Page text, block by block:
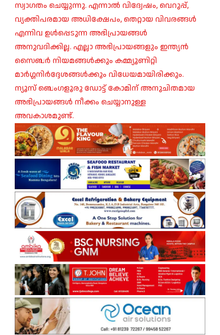
സ്വാഗതം ചെയ്യുന്നു. എന്നാൽ വിദ്വേഷം, വെറുപ്പ്,
വ്യക്തിപരമായ അധിക്ഷേപം, തെറ്റായ വിവരങ്ങൾ
എന്നിവ ഉൾപ്പെടുന്ന അഭിപ്രായങ്ങൾ
അനുവദിക്കില്ല. എല്ലാ അഭിപ്രായങ്ങളും ഇന്ത്യൻ
സൈബർ നിയമങ്ങൾക്കും കമ്മ്യൂണിറ്റി
മാർഗ്ഗനിർദ്ദേശങ്ങൾക്കും വിധേയമായിരിക്കും.
ന്യൂസ് ബെംഗളൂരു ഡോട്ട് കോമിന് അനുചിതമായ
അഭിപ്രായങ്ങൾ നീക്കം ചെയ്യാനുള്ള
അവകാശമുണ്ട്.